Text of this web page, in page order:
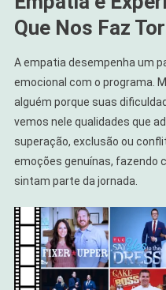
Que Nos Faz
A empatia desempenha um
emocional com o programa.
alguém porque suas
vemos nele qualidades que
superação, exclusão ou
emoções genuínas, fazendo
sintam parte da jornada.